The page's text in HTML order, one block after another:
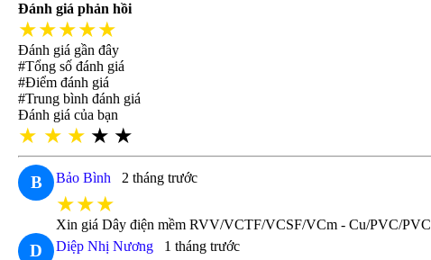
Đánh giá phản hồi
★★★★★
Đánh giá gần đây
#Tổng số đánh giá
#Điểm đánh giá
#Trung bình đánh giá
Đánh giá của bạn
★ ★ ★ ★ ★
B Bảo Bình 2 tháng trước
★★★
Xin giá Dây điện mềm RVV/VCTF/VCSF/VCm - Cu/PVC/
D Diệp Nhị Nương 1 tháng trước